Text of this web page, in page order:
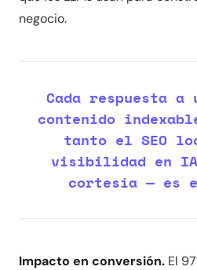
negocio.
Cada respuesta a
contenido
tanto el SEO
visibilidad en
cortesía — es
Impacto en conversión. El